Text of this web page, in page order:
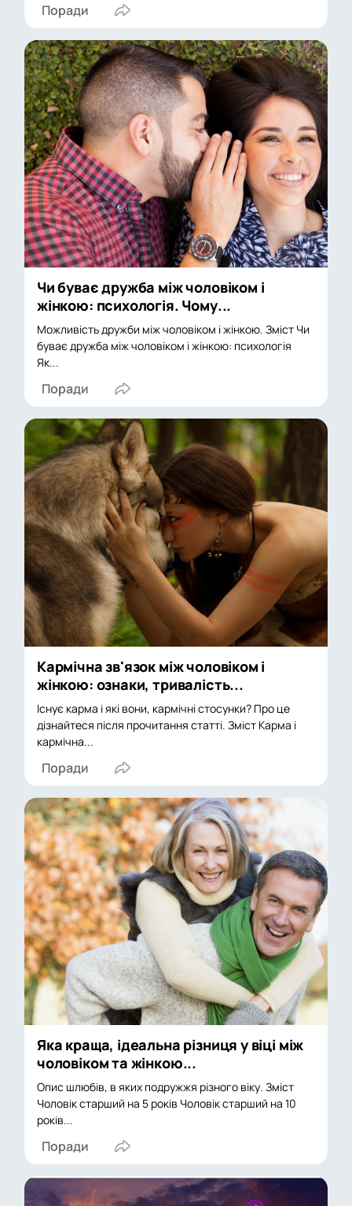
Поради
Чи буває дружба між чоловіком і
жінкою: психологія. Чому...
Можливість дружби між чоловіком і жінкою. Зміст Чи
буває дружба між чоловіком і жінкою: психологія
Як...
Поради
Кармічна зв'язок між чоловіком і
жінкою: ознаки, тривалість...
Існує карма і які вони, кармічні стосунки? Про це
дізнайтеся після прочитання статті. Зміст Карма і
кармічна...
Поради
Яка краща, ідеальна різниця у віці між
чоловіком та жінкою...
Опис шлюбів, в яких подружжя різного віку. Зміст
Чоловік старший на 5 років Чоловік старший на 10
років...
Поради